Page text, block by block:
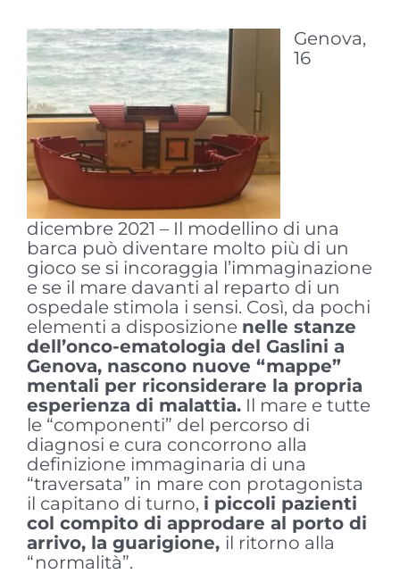
Genova,
16
dicembre 2021 – Il modellino di una
barca può diventare molto più di un
gioco se si incoraggia l’immaginazione
e se il mare davanti al reparto di un
ospedale stimola i sensi. Così, da pochi
elementi a disposizione nelle stanze
dell’onco-ematologia del Gaslini a
Genova, nascono nuove “mappe”
mentali per riconsiderare la propria
esperienza di malattia.Il mare e tutte
le “componenti” del percorso di
diagnosi e cura concorrono alla
definizione immaginaria di una
“traversata” in mare con protagonista
il capitano di turno, i piccoli pazienti
col compito di approdare al porto di
arrivo, la guarigione, il ritorno alla
“normalità”.